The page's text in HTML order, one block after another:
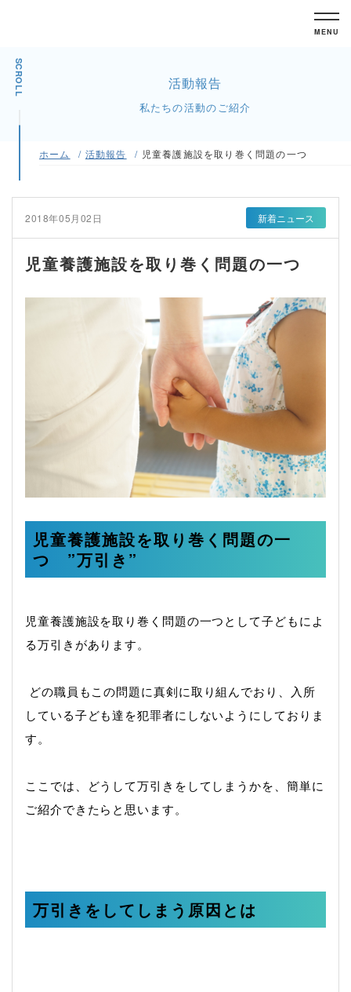
MENU
SCROLL 活動報告
私たちの活動のご紹介
ホーム 活動報告 児童養護施設を取り巻く問題の一つ
2018年05月02日 新着ニュース
児童養護施設を取り巻く問題の一つ
児童養護施設を取り巻く問題の一
つ ”万引き”
児童養護施設を取り巻く問題の一つとして子どもによ
る万引きがあります。
どの職員もこの問題に真剣に取り組んでおり、入所
している子ども達を犯罪者にしないようにしておりま
す。
ここでは、どうして万引きをしてしまうかを、簡単に
ご紹介できたらと思います。
万引きをしてしまう原因とは